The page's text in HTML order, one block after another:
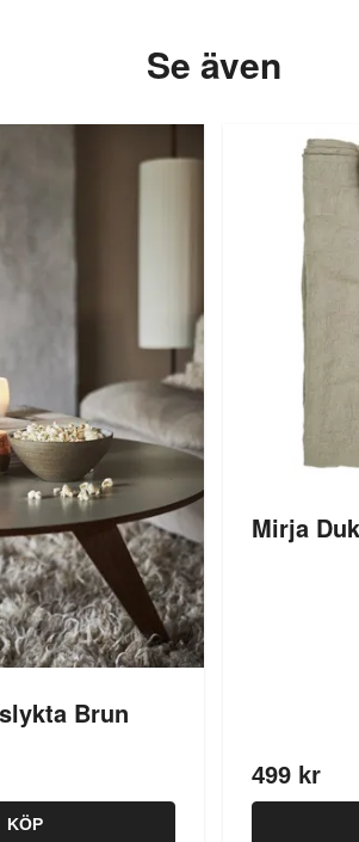
Se även
Brun
KÖP
Mirja
499 kr